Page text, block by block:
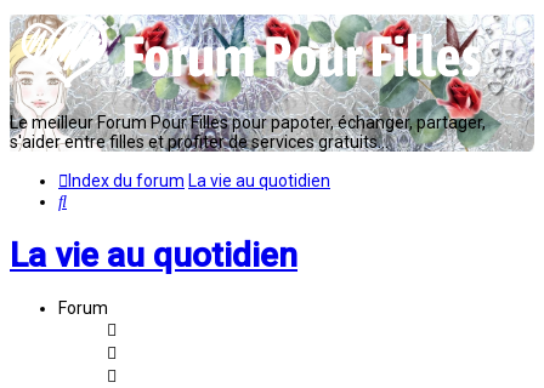
Le meilleur Forum Pour Filles pour papoter, échanger, partager,
s'aider entre filles et profiter de services gratuits...
Index du forum La vie au quotidien
Rechercher
La vie au quotidien
Forum